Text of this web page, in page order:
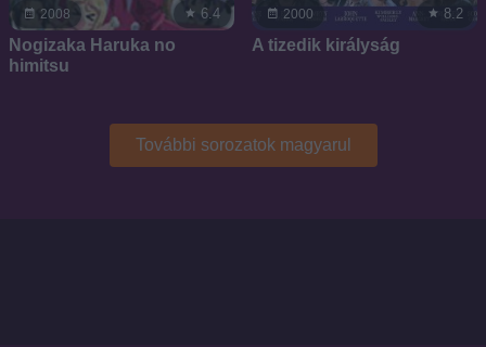
2008 6.4
Nogizaka Haruka no
himitsu
2000 8.2
A tizedik királyság
További sorozatok magyarul